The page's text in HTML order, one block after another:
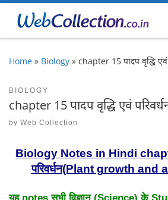
Skip to content
Home » Biology » chapter 15 पादप वृद्धि एवं
BIOLOGY
chapter 15 पादप वृद्धि एवं
by Web Collection
Biology Notes in Hindi
परिवर्धन(Plant growth
यह notes सभी विज्ञान (Science) के